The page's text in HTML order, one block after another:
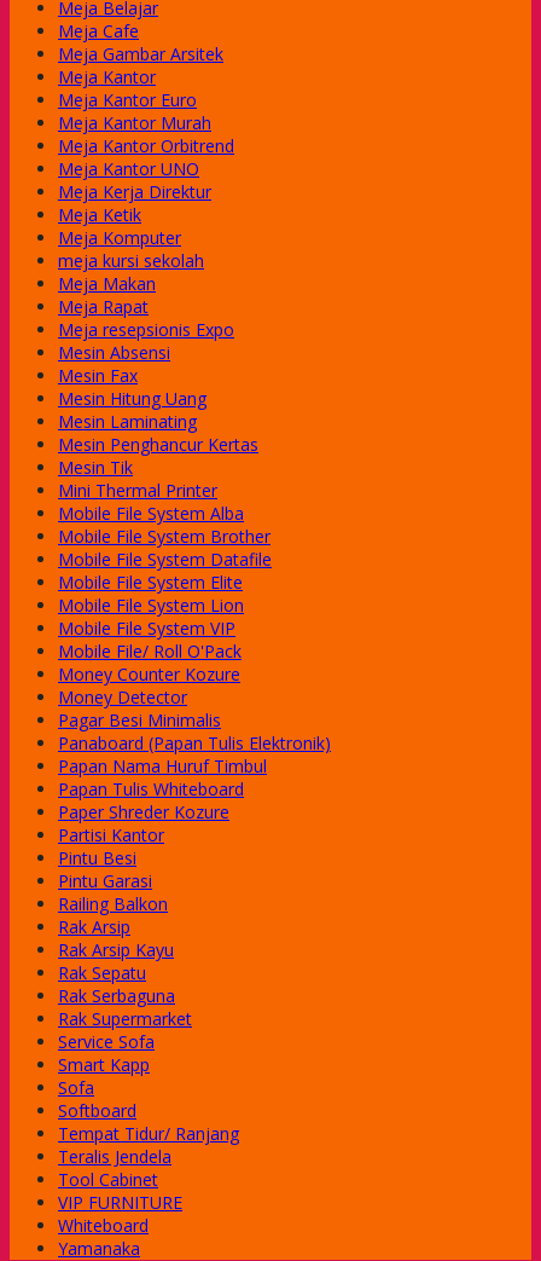
Meja Belajar
Meja Cafe
Meja Gambar Arsitek
Meja Kantor
Meja Kantor Euro
Meja Kantor Murah
Meja Kantor Orbitrend
Meja Kantor UNO
Meja Kerja Direktur
Meja Ketik
Meja Komputer
meja kursi sekolah
Meja Makan
Meja Rapat
Meja resepsionis Expo
Mesin Absensi
Mesin Fax
Mesin Hitung Uang
Mesin Laminating
Mesin Penghancur Kertas
Mesin Tik
Mini Thermal Printer
Mobile File System Alba
Mobile File System Brother
Mobile File System Datafile
Mobile File System Elite
Mobile File System Lion
Mobile File System VIP
Mobile File/ Roll O'Pack
Money Counter Kozure
Money Detector
Pagar Besi Minimalis
Panaboard (Papan Tulis Elektronik)
Papan Nama Huruf Timbul
Papan Tulis Whiteboard
Paper Shreder Kozure
Partisi Kantor
Pintu Besi
Pintu Garasi
Railing Balkon
Rak Arsip
Rak Arsip Kayu
Rak Sepatu
Rak Serbaguna
Rak Supermarket
Service Sofa
Smart Kapp
Sofa
Softboard
Tempat Tidur/ Ranjang
Teralis Jendela
Tool Cabinet
VIP FURNITURE
Whiteboard
Yamanaka